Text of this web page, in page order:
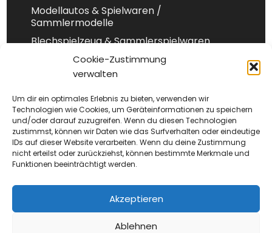
Cookie-Zustimmung
verwalten
Um dir ein optimales Erlebnis zu bieten, verwenden wir
Technologien wie Cookies, um Geräteinformationen zu speichern
und/oder darauf zuzugreifen. Wenn du diesen Technologien
zustimmst, können wir Daten wie das Surfverhalten oder eindeutige
IDs auf dieser Website verarbeiten. Wenn du deine Zustimmung
nicht erteilst oder zurückziehst, können bestimmte Merkmale und
Funktionen beeinträchtigt werden.
Akzeptieren
Ablehnen
Modellautos & Spielwaren /
Sammlermodelle
Blechspielzeug & Sammlerspielwaren
Impressum
Datenschutz
AGB
Versand
Cookie-Richtlinie (EU)